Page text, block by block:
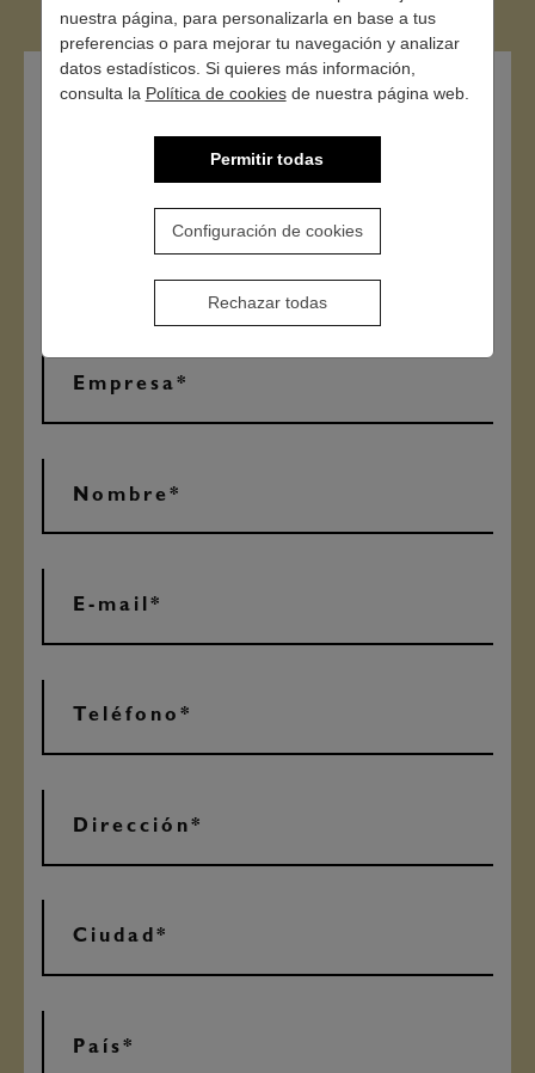
nuestra página, para personalizarla en base a tus
preferencias o para mejorar tu navegación y analizar
datos estadísticos. Si quieres más información,
consulta la Política de cookiesde nuestra página web.
Permitir todas
Configuración de cookies
Rechazar todas
Contacto